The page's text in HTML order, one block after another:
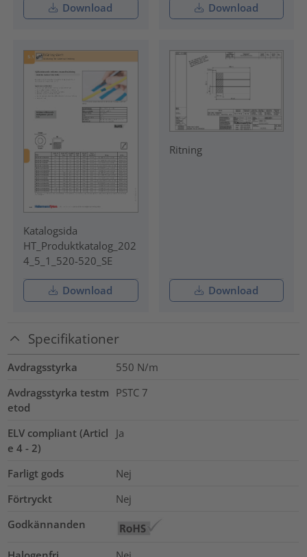
Download Download
Katalogsida
HT_Produktkatalog_202
4_5_1_520-520_SE
Download
Ritning
Download
Specifikationer
Avdragsstyrka
550 N/m
Avdragsstyrka testm
etod
PSTC 7
ELV compliant (Articl
e 4 - 2)
Ja
Farligt gods
Nej
Förtryckt
Nej
Godkännanden